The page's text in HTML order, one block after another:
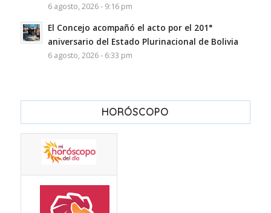
6 agosto, 2026 - 9:16 pm
El Concejo acompañó el acto por el 201°
aniversario del Estado Plurinacional de Bolivia
6 agosto, 2026 - 6:33 pm
HORÓSCOPO